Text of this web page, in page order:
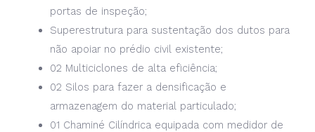
portas de inspeção;
Superestrutura para sustentação dos dutos para
não apoiar no prédio civil existente;
02 Multiciclones de alta eficiência;
02 Silos para fazer a densificação e
armazenagem do material particulado;
01 Chaminé Cilíndrica equipada com medidor de